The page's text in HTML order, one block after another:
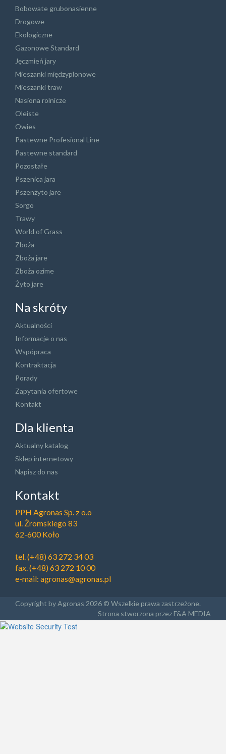
Bobowate grubonasienne
Drogowe
Ekologiczne
Gazonowe Standard
Jęczmień jary
Mieszanki międzyplonowe
Mieszanki traw
Nasiona rolnicze
Oleiste
Owies
Pastewne Profesional Line
Pastewne standard
Pozostałe
Pszenica jara
Pszenżyto jare
Sorgo
Trawy
World of Grass
Zboża
Zboża jare
Zboża ozime
Żyto jare
Na skróty
Aktualności
Informacje o nas
Wspópraca
Kontraktacja
Porady
Zapytania ofertowe
Kontakt
Dla klienta
Aktualny katalog
Sklep internetowy
Napisz do nas
Kontakt
PPH Agronas Sp. z o.o
ul. Żromskiego 83
62-600 Koło
tel.(+48) 63 272 34 03
fax. (+48) 63 272 10 00
e-mail: agronas@agronas.pl
Copyright by Agronas 2026 © Wszelkie prawa zastrzeżone.
Strona stworzona przez F&A MEDIA